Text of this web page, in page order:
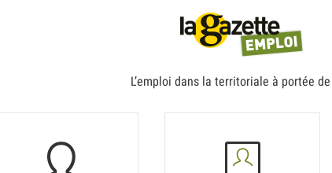
L’emploi dans la territoriale à portée